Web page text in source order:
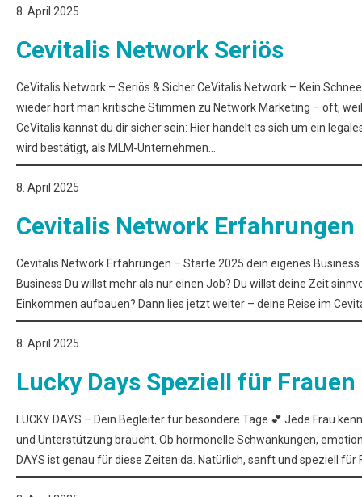
8. April 2025
Cevitalis Network Seriös
CeVitalis Network – Seriös & Sicher CeVitalis Network – Kein
wieder hört man kritische Stimmen zu Network Marketing – oft,
CeVitalis kannst du dir sicher sein: Hier handelt es sich um ein
wird bestätigt, als MLM-Unternehmen…
8. April 2025
Cevitalis Network Erfahrungen
Cevitalis Network Erfahrungen – Starte 2025 dein eigenes
Business Du willst mehr als nur einen Job? Du willst deine Zeit
Einkommen aufbauen? Dann lies jetzt weiter – deine Reise im
8. April 2025
Lucky Days Speziell für Frauen
LUCKY DAYS – Dein Begleiter für besondere Tage 💕 Jede Frau
und Unterstützung braucht. Ob hormonelle Schwankungen,
DAYS ist genau für diese Zeiten da. Natürlich, sanft und speziell für